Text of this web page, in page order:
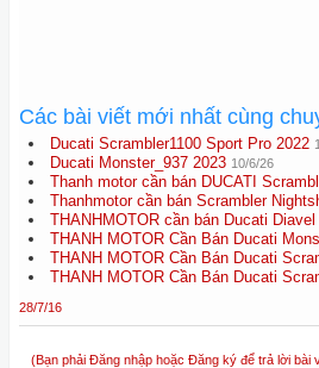
Các bài viết mới nhất cùng
Ducati Scrambler1100 Sport Pro 2022
Ducati Monster_937 2023 10/6/26
Thanh motor cần bán DUCATI
Thanhmotor cần bán Scrambler
THANHMOTOR cần bán Ducati Diavel
THANH MOTOR Cần Bán Ducati
THANH MOTOR Cần Bán Ducati
THANH MOTOR Cần Bán Ducati
28/7/16
(Bạn phải Đăng nhập hoặc Đăng ký để trả lời bài